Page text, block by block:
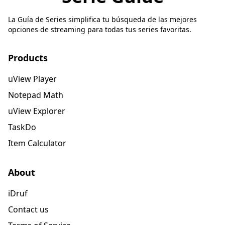
La Guía de Series simplifica tu búsqueda de las mejores
opciones de streaming para todas tus series favoritas.
Products
uView Player
Notepad Math
uView Explorer
TaskDo
Item Calculator
About
iDruf
Contact us